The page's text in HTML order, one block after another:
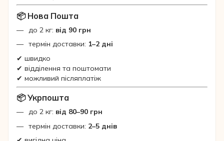
📦 Нова Пошта
до 2 кг: від 90 грн
термін доставки: 1–2 дні
✔ швидко
✔ відділення та поштомати
✔ можливий післяплатіж
📦 Укрпошта
до 2 кг: від 80–90 грн
термін доставки: 2–5 днів